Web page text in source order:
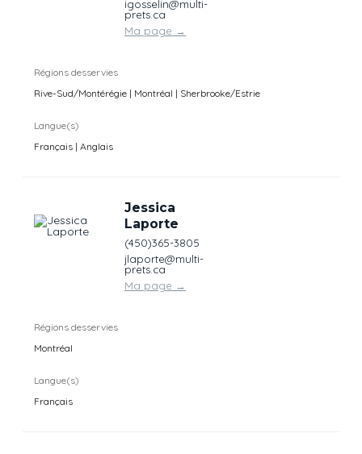
igosselin@multi-
prets.ca
Ma page →
Régions desservies
Rive-Sud/Montérégie | Montréal | Sherbrooke/Estrie
Langue(s)
Français | Anglais
Jessica
Laporte
(450)365-3805
jlaporte@multi-
prets.ca
Ma page →
Régions desservies
Montréal
Langue(s)
Français